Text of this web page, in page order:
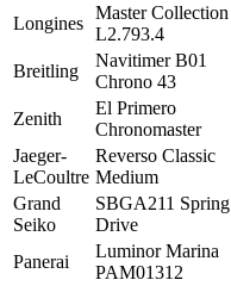
Longines
Master Collection
L2.793.4
Breitling
Navitimer B01
Chrono 43
Zenith
El Primero
Chronomaster
Jaeger-
LeCoultre
Reverso Classic
Medium
Grand
Seiko
SBGA211 Spring
Drive
Panerai
Luminor Marina
PAM01312